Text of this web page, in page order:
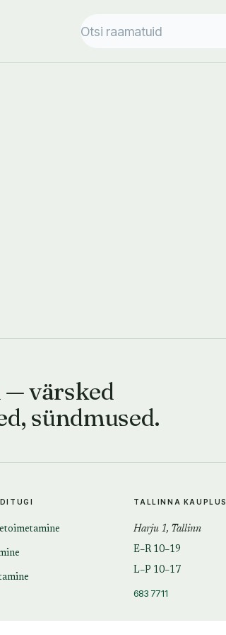
värsked
sündmused.
TALLINNA KAUPLUS
Harju 1, Tallinn
E–R 10–19
L–P 10–17
683 7711